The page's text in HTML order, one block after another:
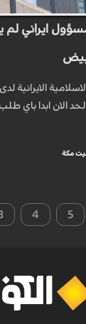
مسؤول ايراني
الايرانية
الان ابدا باي
4 5